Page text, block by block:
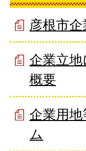
彦根市
企業立
概要
企業用
ム